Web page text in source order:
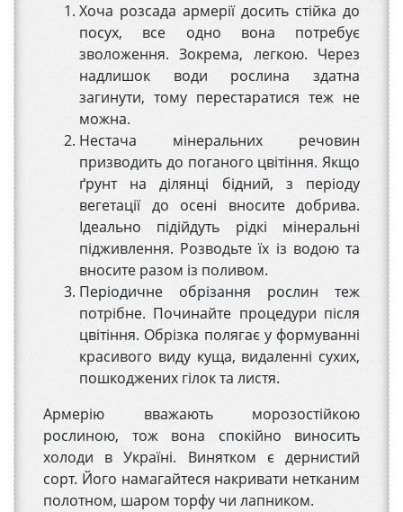
Хоча розсада армерії досить стійка до
посух, все одно вона потребує
зволоження. Зокрема, легкою. Через
надлишок води рослина здатна
загинути, тому перестаратися теж не
можна.
Нестача мінеральних речовин
призводить до поганого цвітіння. Якщо
ґрунт на ділянці бідний, з періоду
вегетації до осені вносите добрива.
Ідеально підійдуть рідкі мінеральні
підживлення. Розводьте їх із водою та
вносите разом із поливом.
Періодичне обрізання рослин теж
потрібне. Починайте процедури після
цвітіння. Обрізка полягає у формуванні
красивого виду куща, видаленні сухих,
пошкоджених гілок та листя.
Армерію вважають морозостійкою
рослиною, тож вона спокійно виносить
холоди в Україні. Винятком є ​​дернистий
сорт. Його намагайтеся накривати нетканим
полотном, шаром торфу чи лапником.